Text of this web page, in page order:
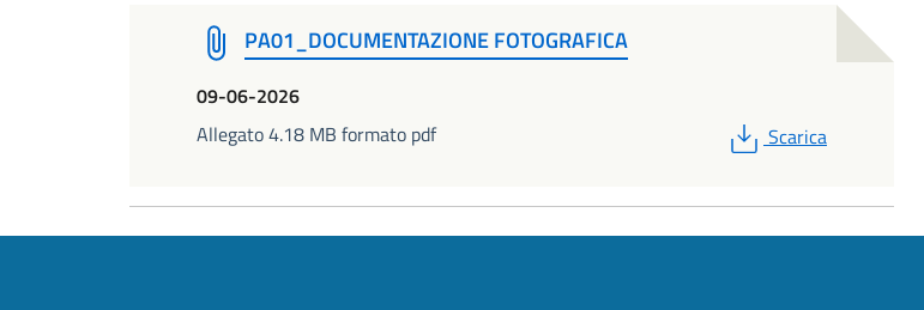
PA01_DOCUMENTAZIONE FOTOGRAFICA
09-06-2026
Allegato 4.18 MB formato pdf
PDF
Scarica